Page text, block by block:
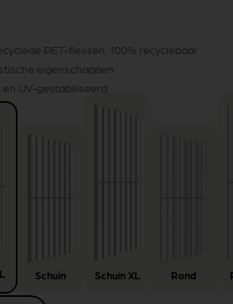
PET-flessen, 100% recyclebaar
eigenschappen
UV-gestabiliseerd
Schuin Schuin XL Rond